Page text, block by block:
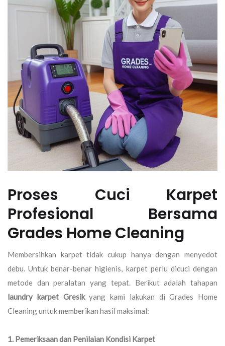
Proses Cuci Karpet
Profesional Bersama
Grades Home Cleaning
Membersihkan karpet tidak cukup hanya dengan menyedot
debu. Untuk benar-benar higienis, karpet perlu dicuci dengan
metode dan peralatan yang tepat. Berikut adalah tahapan
laundry karpet Gresikyang kami lakukan di Grades Home
Cleaning untuk memberikan hasil maksimal:
1. Pemeriksaan dan Penilaian Kondisi Karpet